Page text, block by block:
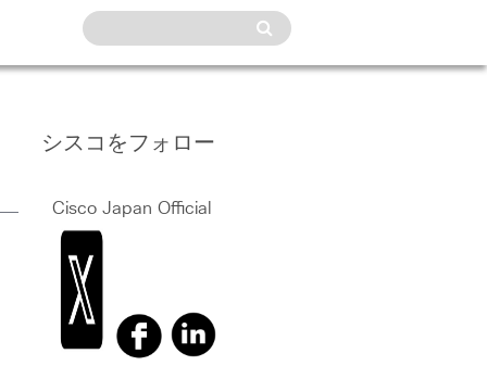
シスコをフォロー
Cisco Japan Official